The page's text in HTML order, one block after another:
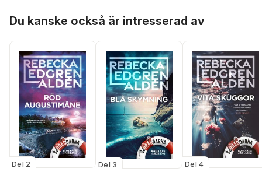
Du kanske också är intresserad av
Del 2 Del 3 Del 4